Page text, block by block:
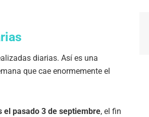
diarias. Así es una
que cae enormemente el
el pasado 3 de septiembre, el fin